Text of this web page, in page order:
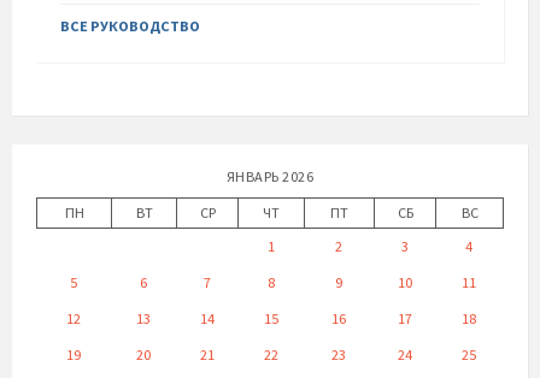
ВСЕ РУКОВОДСТВО
ЯНВАРЬ 2026
ПН
ВТ СР ЧТ ПТ СБ
ВС
1
2 3
4
5
6 7 8 9 10
11
12
13 14 15 16 17
18
19
20 21 22 23 24
25